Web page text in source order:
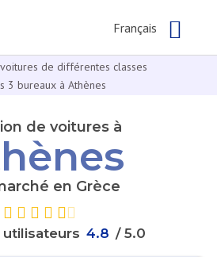
Français
de différentes classes
3 bureaux à Athènes
de voitures à
en Grèce
4.8 / 5.0